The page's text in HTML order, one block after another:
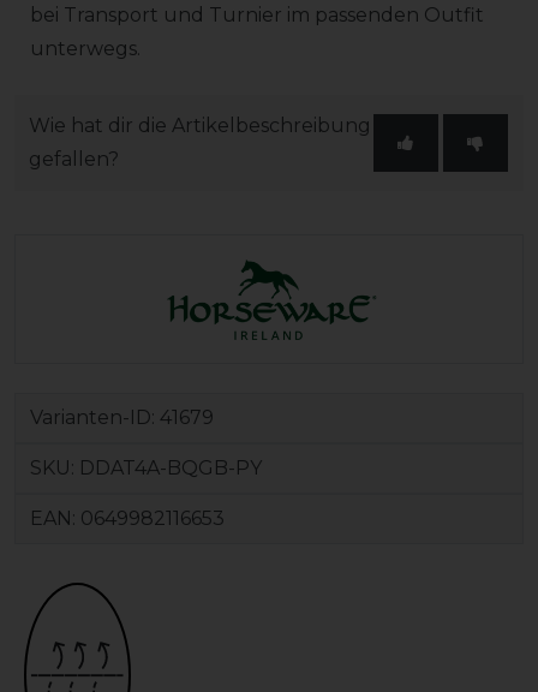
bei Transport und Turnier im passenden Outfit
unterwegs.
Wie hat dir die Artikelbeschreibung
gefallen?
Varianten-ID: 41679
SKU: DDAT4A-BQGB-PY
EAN: 0649982116653